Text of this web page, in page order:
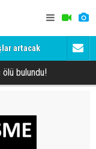
artacak Aman
bulundu!